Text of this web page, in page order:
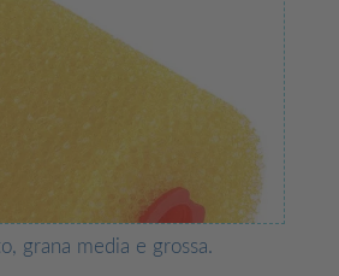
grana media e grossa.